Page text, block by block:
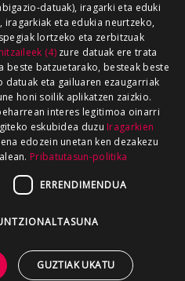
datuak), iragarki eta eduki
eta edukia neurtzeko,
lortzeko eta zerbitzuak
(4)zure datuak ere trata
beste batzuetarako, besteak beste
datuak eta gailuaren ezaugarriak
honi soilik aplikatzen zaizkio.
interes legitimoa oinarri
eskubidea duzu Iragarkien
edozein unetan ken dezakezu
Pribatutasun-politika
ERRENDIMENDUA
GUZTIAK UKATU